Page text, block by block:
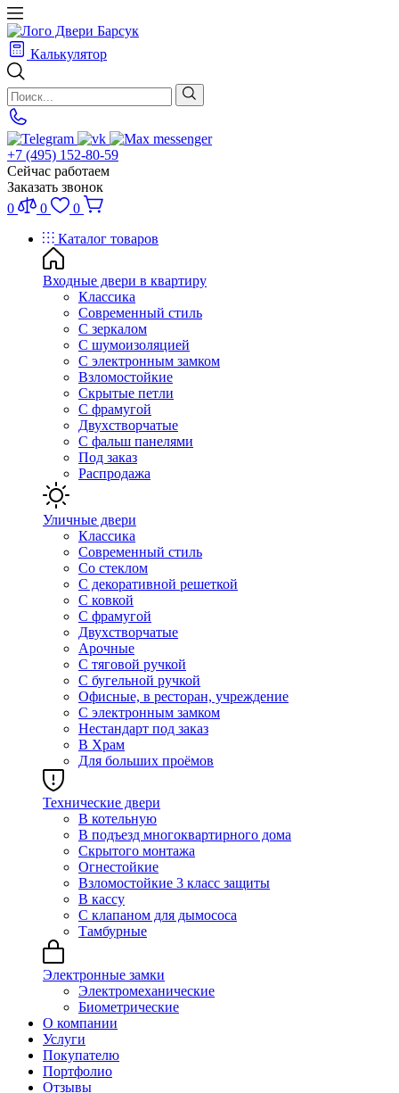
Калькулятор
+7 (495) 152-80-59
Сейчас работаем
Заказать звонок
0
0
0
Каталог товаров
Входные двери в квартиру
Классика
Современный стиль
С зеркалом
С шумоизоляцией
С электронным замком
Взломостойкие
Скрытые петли
С фрамугой
Двухстворчатые
С фальш панелями
Под заказ
Распродажа
Уличные двери
Классика
Современный стиль
Со стеклом
С декоративной решеткой
С ковкой
С фрамугой
Двухстворчатые
Арочные
С тяговой ручкой
С бугельной ручкой
Офисные, в ресторан, учреждение
С электронным замком
Нестандарт под заказ
В Храм
Для больших проёмов
Технические двери
В котельную
В подъезд многоквартирного дома
Скрытого монтажа
Огнестойкие
Взломостойкие 3 класс защиты
В кассу
С клапаном для дымососа
Тамбурные
Электронные замки
Электромеханические
Биометрические
О компании
Услуги
Покупателю
Портфолио
Отзывы